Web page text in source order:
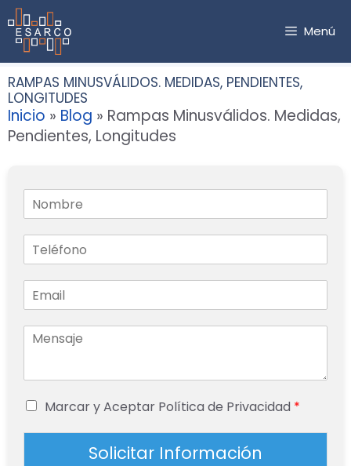
Saltar
al
contenido
Menú
RAMPAS MINUSVÁLIDOS. MEDIDAS, PENDIENTES,
LONGITUDES
Inicio » Blog » Rampas Minusválidos. Medidas,
Pendientes, Longitudes
Marcar y Aceptar Política de Privacidad *
Solicitar Información